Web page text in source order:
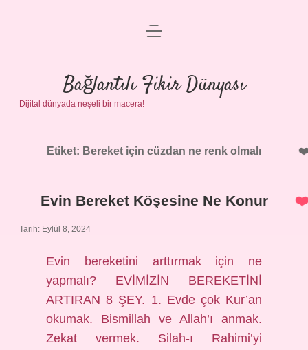
Anasayfa
Gizlilik Politikası
Yasal Uyarı
menüyü
Bağlantılı Fikir Dünyası
Dijital dünyada neşeli bir macera!
Etiket: Bereket için cüzdan ne renk olmalı
Evin Bereket Köşesine Ne Konur
Tarih: Eylül 8, 2024
Evin bereketini arttırmak için ne
yapmalı? EVİMİZİN BEREKETİNİ
ARTIRAN 8 ŞEY. 1. Evde çok Kur’an
okumak. Bismillah ve Allah’ı anmak.
Zekat vermek. Silah-ı Rahimi’yi